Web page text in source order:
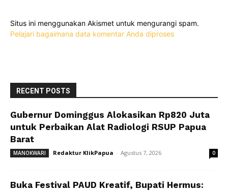
Situs ini menggunakan Akismet untuk mengurangi spam.
Pelajari bagaimana data komentar Anda diproses
RECENT POSTS
Gubernur Dominggus Alokasikan Rp820 Juta
untuk Perbaikan Alat Radiologi RSUP Papua
Barat
MANOKWARI Redaktur KlikPapua - Agustus 7, 2026 0
Buka Festival PAUD Kreatif, Bupati Hermus: